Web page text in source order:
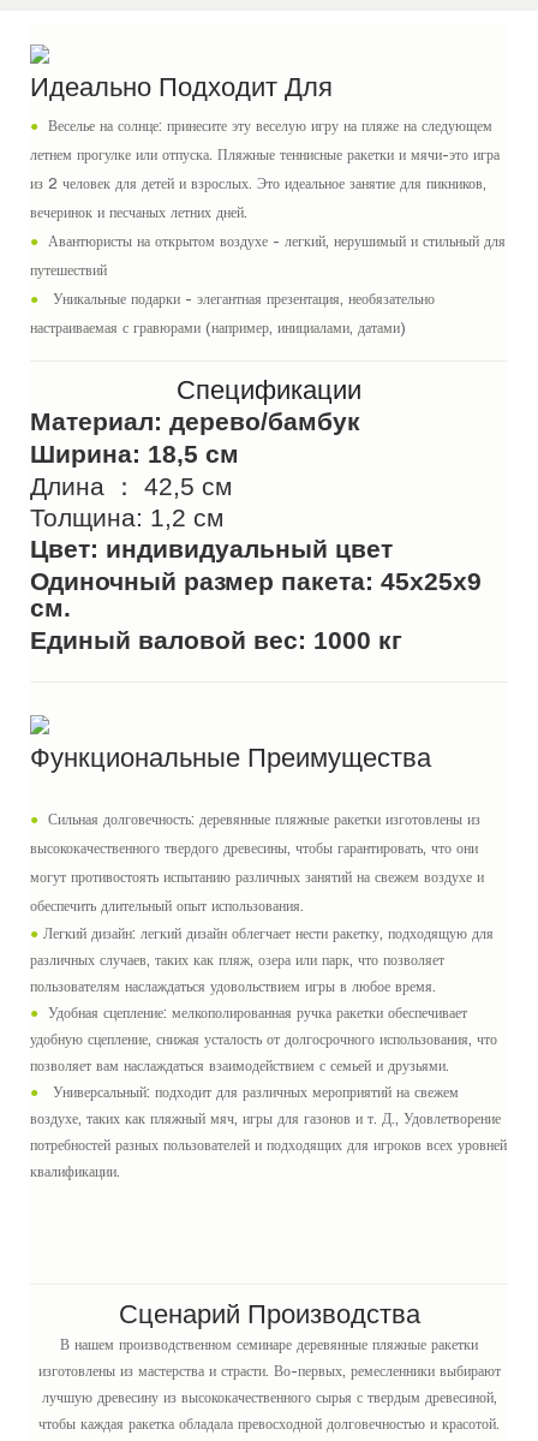
Идеально Подходит Для
●
Веселье на солнце: принесите эту веселую игру на пляже на следующем
летнем прогулке или отпуска. Пляжные теннисные ракетки и мячи-это игра
из 2 человек для детей и взрослых. Это идеальное занятие для пикников,
вечеринок и песчаных летних дней.
●
Авантюристы на открытом воздухе - легкий, нерушимый и стильный для
путешествий
●
Уникальные подарки - элегантная презентация, необязательно
настраиваемая с гравюрами (например, инициалами, датами)
Спецификации
Материал: дерево/бамбук
Ширина: 18,5 см
Длина ： 42,5 см
Толщина: 1,2 см
Цвет: индивидуальный цвет
Одиночный размер пакета: 45x25x9
см.
Единый валовой вес: 1000 кг
Функциональные Преимущества
●
Сильная долговечность: деревянные пляжные ракетки изготовлены из
высококачественного твердого древесины, чтобы гарантировать, что они
могут противостоять испытанию различных занятий на свежем воздухе и
обеспечить длительный опыт использования.
● Легкий дизайн: легкий дизайн облегчает нести ракетку, подходящую для
различных случаев, таких как пляж, озера или парк, что позволяет
пользователям наслаждаться удовольствием игры в любое время.
●
Удобная сцепление: мелкополированная ручка ракетки обеспечивает
удобную сцепление, снижая усталость от долгосрочного использования, что
позволяет вам наслаждаться взаимодействием с семьей и друзьями.
●
Универсальный: подходит для различных мероприятий на свежем
воздухе, таких как пляжный мяч, игры для газонов и т. Д., Удовлетворение
потребностей разных пользователей и подходящих для игроков всех уровней
квалификации.
Сценарий Производства
В нашем производственном семинаре деревянные пляжные ракетки
изготовлены из мастерства и страсти. Во-первых, ремесленники выбирают
лучшую древесину из высококачественного сырья с твердым древесиной,
чтобы каждая ракетка обладала превосходной долговечностью и красотой.